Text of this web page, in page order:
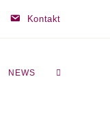
Kontakt
NEWS WEBSITE-